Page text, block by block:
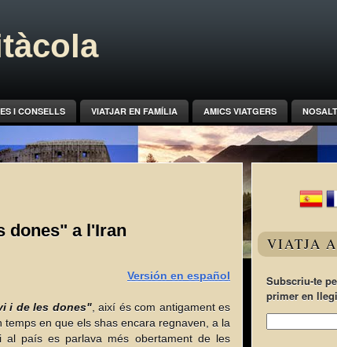
I CONSELLS VIATJAR EN FAMÍLIA AMICS VIATGERS
dones" a l'Iran
Versión en español
i de les dones", així és com antigament es
en que els shas encara regnaven, a la
país es parlava més obertament de les
VIATJA
Subscriu-te
primer en